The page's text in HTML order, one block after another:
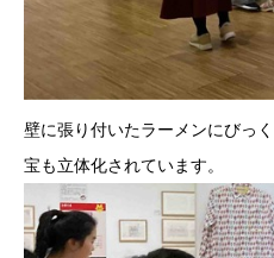
壁に張り付いたラーメンにびっ
宝も立体化されています。